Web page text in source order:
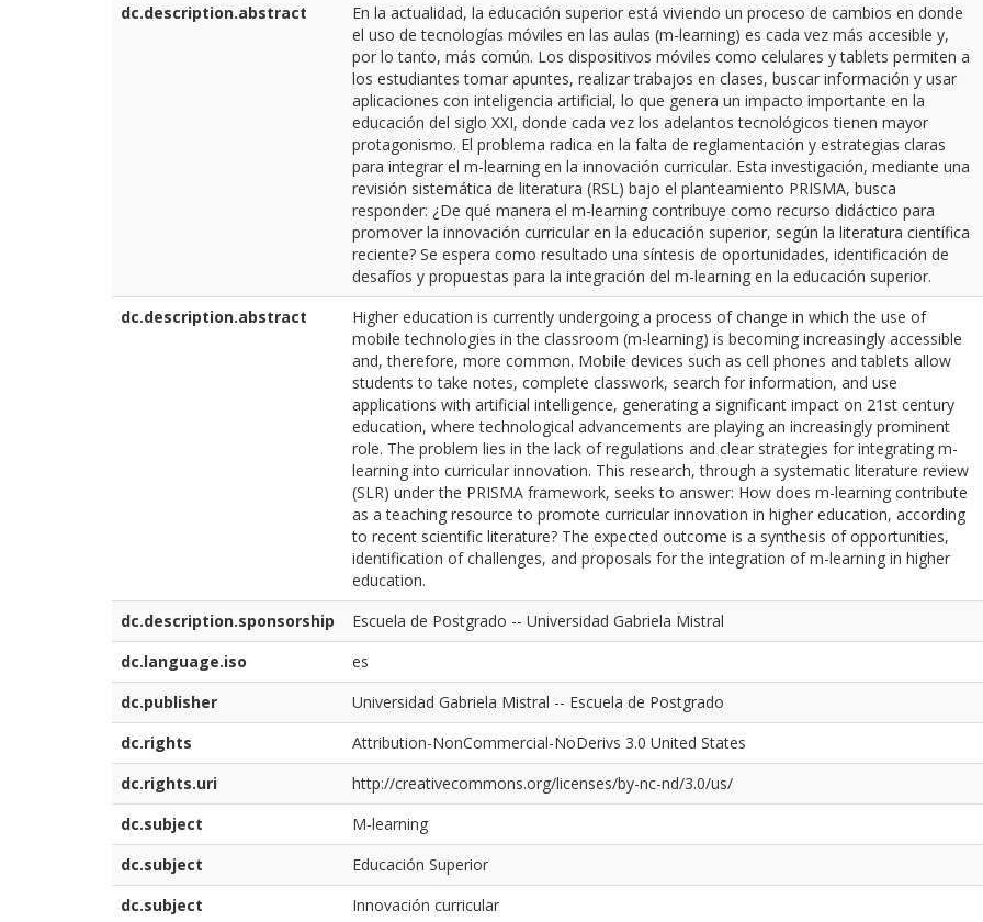
dc.description.abstract
En la actualidad, la educación superior está viviendo un proceso de cambios en donde
el uso de tecnologías móviles en las aulas (m-learning) es cada vez más accesible y,
por lo tanto, más común. Los dispositivos móviles como celulares y tablets permiten a
los estudiantes tomar apuntes, realizar trabajos en clases, buscar información y usar
aplicaciones con inteligencia artificial, lo que genera un impacto importante en la
educación del siglo XXI, donde cada vez los adelantos tecnológicos tienen mayor
protagonismo. El problema radica en la falta de reglamentación y estrategias claras
para integrar el m-learning en la innovación curricular. Esta investigación, mediante una
revisión sistemática de literatura (RSL) bajo el planteamiento PRISMA, busca
responder: ¿De qué manera el m-learning contribuye como recurso didáctico para
promover la innovación curricular en la educación superior, según la literatura científica
reciente? Se espera como resultado una síntesis de oportunidades, identificación de
desafíos y propuestas para la integración del m-learning en la educación superior.
dc.description.abstract
Higher education is currently undergoing a process of change in which the use of
mobile technologies in the classroom (m-learning) is becoming increasingly accessible
and, therefore, more common. Mobile devices such as cell phones and tablets allow
students to take notes, complete classwork, search for information, and use
applications with artificial intelligence, generating a significant impact on 21st century
education, where technological advancements are playing an increasingly prominent
role. The problem lies in the lack of regulations and clear strategies for integrating m-
learning into curricular innovation. This research, through a systematic literature review
(SLR) under the PRISMA framework, seeks to answer: How does m-learning contribute
as a teaching resource to promote curricular innovation in higher education, according
to recent scientific literature? The expected outcome is a synthesis of opportunities,
identification of challenges, and proposals for the integration of m-learning in higher
education.
dc.description.sponsorship
Escuela de Postgrado -- Universidad Gabriela Mistral
dc.language.iso
es
dc.publisher
Universidad Gabriela Mistral -- Escuela de Postgrado
dc.rights
Attribution-NonCommercial-NoDerivs 3.0 United States
dc.rights.uri
http://creativecommons.org/licenses/by-nc-nd/3.0/us/
dc.subject
M-learning
dc.subject
Educación Superior
dc.subject
Innovación curricular